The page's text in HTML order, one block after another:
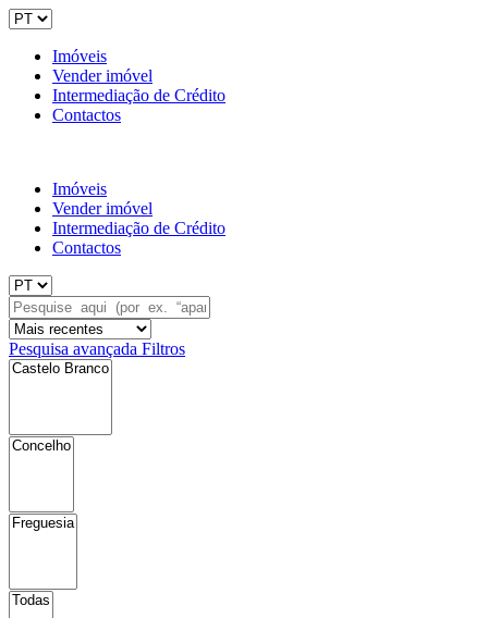
Imóveis
Vender imóvel
Intermediação de Crédito
Contactos
Imóveis
Vender imóvel
Intermediação de Crédito
Contactos
Pesquisa avançada Filtros